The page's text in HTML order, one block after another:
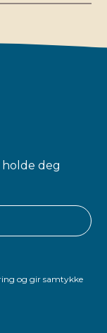
deg
og gir samtykke